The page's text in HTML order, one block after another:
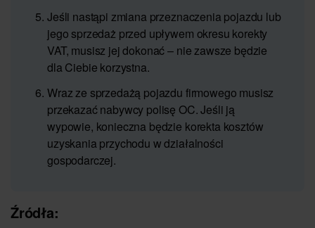
Jeśli nastąpi zmiana przeznaczenia pojazdu lub
jego sprzedaż przed upływem okresu korekty
VAT, musisz jej dokonać – nie zawsze będzie
dla Ciebie korzystna.
Wraz ze sprzedażą pojazdu firmowego musisz
przekazać nabywcy polisę OC. Jeśli ją
wypowie, konieczna będzie korekta kosztów
uzyskania przychodu w działalności
gospodarczej.
Źródła: